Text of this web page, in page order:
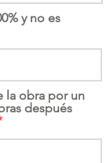
y no es
la obra por un
después